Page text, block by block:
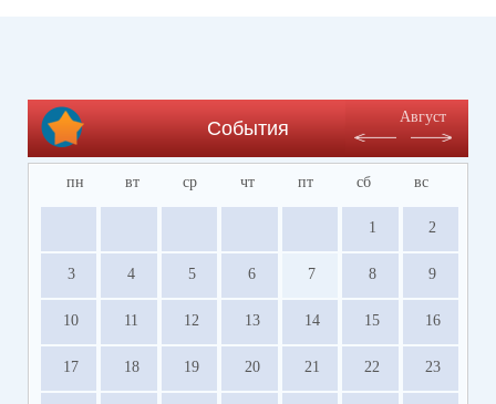
События
Август
пн вт ср чт пт сб вс
1 2
3 4 5 6 7 8 9
10 11 12 13 14 15 16
17 18 19 20 21 22 23